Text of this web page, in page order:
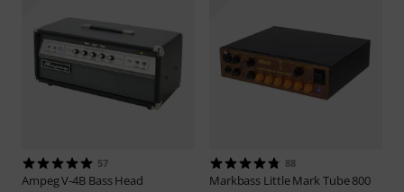
57
AmpegV-4B Bass Head
88
Markbass Little Mark Tube 800